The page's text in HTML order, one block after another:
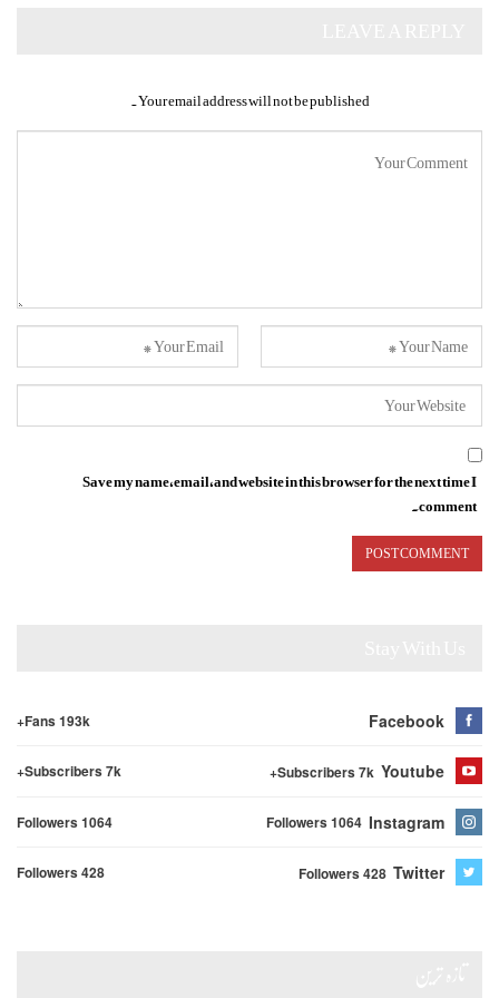
Your email address will not be published.
Save my name, email, and website in this browser for the next time I
comment.
Facebook
Fans 193k+
Youtube
Subscribers 7k+
Subscribers 7k+
Instagram
Followers 1064
Followers 1064
Twitter
Followers 428
Followers 428